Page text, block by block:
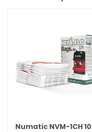
Numatic NVM-1CH 10